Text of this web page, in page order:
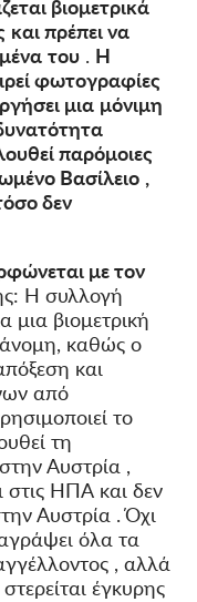
βιομετρικά
και πρέπει να
του . Η
φωτογραφίες
μια μόνιμη
παρόμοιες
Βασίλειο ,
δεν
με τον
Η συλλογή
μια βιομετρική
καθώς ο
και
από
το
τη
Αυστρία ,
στις ΗΠΑ και δεν
Αυστρία . Όχι
όλα τα
, αλλά
έγκυρης